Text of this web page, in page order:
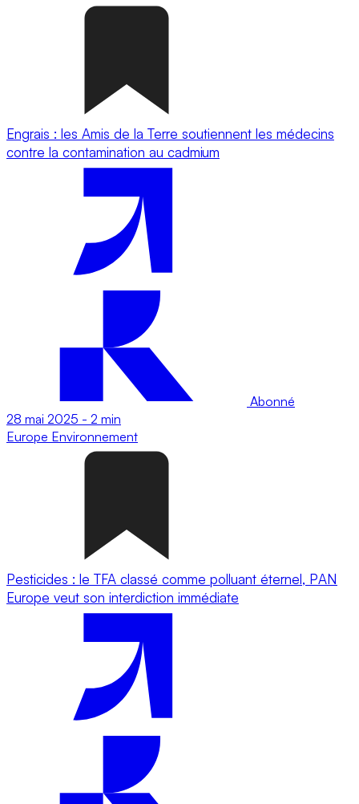
Engrais : les Amis de la Terre soutiennent les médecins
contre la contamination au cadmium
Abonné
28 mai 2025 - 2 min
Europe Environnement
Pesticides : le TFA classé comme polluant éternel, PAN
Europe veut son interdiction immédiate